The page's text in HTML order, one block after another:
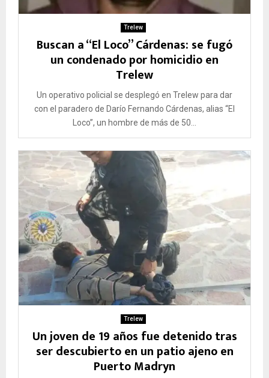
Trelew
Buscan a “El Loco” Cárdenas: se fugó
un condenado por homicidio en
Trelew
Un operativo policial se desplegó en Trelew para dar
con el paradero de Darío Fernando Cárdenas, alias “El
Loco”, un hombre de más de 50...
Trelew
Un joven de 19 años fue detenido tras
ser descubierto en un patio ajeno en
Puerto Madryn